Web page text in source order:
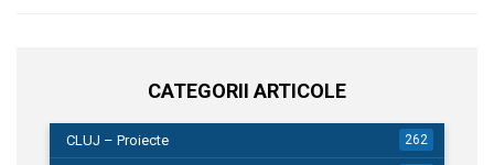
CATEGORII ARTICOLE
CLUJ – Proiecte 262